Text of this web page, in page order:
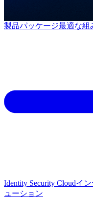
製品パッケージ最適な組
Identity Security Cloudイ
ューション